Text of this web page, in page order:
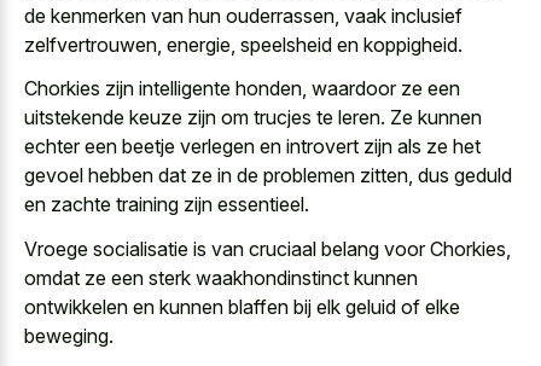
de kenmerken van hun ouderrassen, vaak inclusief
zelfvertrouwen, energie, speelsheid en koppigheid.
Chorkies zijn intelligente honden, waardoor ze een
uitstekende keuze zijn om trucjes te leren. Ze kunnen
echter een beetje verlegen en introvert zijn als ze het
gevoel hebben dat ze in de problemen zitten, dus geduld
en zachte training zijn essentieel.
Vroege socialisatie is van cruciaal belang voor Chorkies,
omdat ze een sterk waakhondinstinct kunnen
ontwikkelen en kunnen blaffen bij elk geluid of elke
beweging.